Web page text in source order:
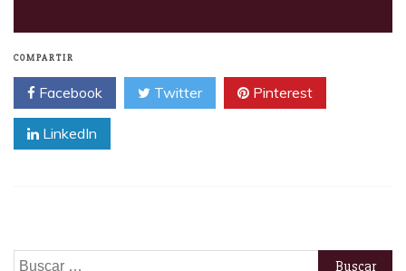
COMPARTIR
Facebook Twitter Pinterest
LinkedIn
Buscar: